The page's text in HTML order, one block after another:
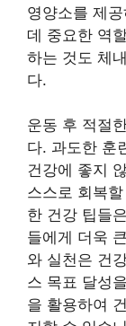
영양소를 제
데 중요한 역
하는 것도 체
다.
운동 후 적절
다. 과도한 훈
건강에 좋지
스스로 회복
한 건강 팁들
들에게 더욱
와 실천은 건
스 목표 달성
을 활용하여